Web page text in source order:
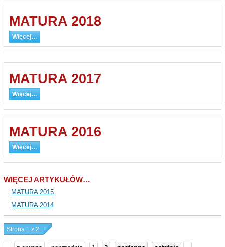
MATURA 2018
Więcej…
MATURA 2017
Więcej…
MATURA 2016
Więcej…
WIĘCEJ ARTYKUŁÓW…
MATURA 2015
MATURA 2014
Strona 1 z 2